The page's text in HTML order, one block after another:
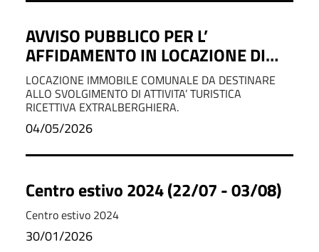
AVVISO PUBBLICO PER L’
AFFIDAMENTO IN LOCAZIONE DI
IMMOBILE COMUNALE DA
DESTINARE ALLO SVOLGIMENTO DI
ATTIVITA’ TURISTICA RICETTIVA
EXTRALBERGHIERA.
LOCAZIONE IMMOBILE COMUNALE DA DESTINARE
ALLO SVOLGIMENTO DI ATTIVITA’ TURISTICA
RICETTIVA EXTRALBERGHIERA.
04/05/2026
Centro estivo 2024 (22/07 - 03/08)
Centro estivo 2024
30/01/2026